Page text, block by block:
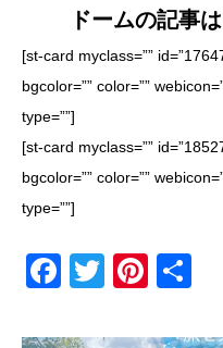
ドームの記事
[st-card myclass=””
bgcolor=”” color=””
type=””]
[st-card myclass=””
bgcolor=”” color=””
type=””]
F
T
Pi